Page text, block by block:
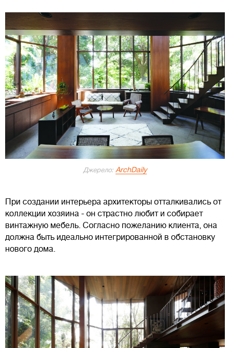
Джерело: ArchDaily
При создании интерьера архитекторы отталкивались от
коллекции хозяина - он страстно любит и собирает
винтажную мебель. Согласно пожеланию клиента, она
должна быть идеально интегрированной в обстановку
нового дома.